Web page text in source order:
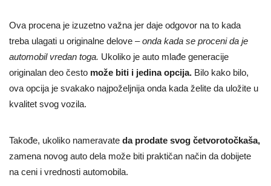
Ova procena je izuzetno važna jer daje odgovor na to kada
treba ulagati u originalne delove –onda kada se proceni da je
automobil vredan toga. Ukoliko je auto mlađe generacije
originalan deo često može biti i jedina opcija. Bilo kako bilo,
ova opcija je svakako najpoželjnija onda kada želite da uložite u
kvalitet svog vozila.
Takođe, ukoliko nameravate da prodate svog četvorotočkaša,
zamena novog auto dela može biti praktičan način da dobijete
na ceni i vrednosti automobila.